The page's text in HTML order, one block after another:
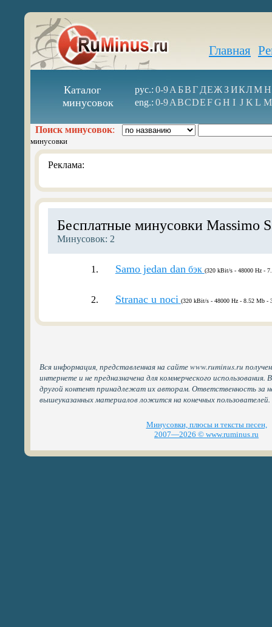
Главная
Каталог
минусовок
рус.: 0-9А БВГ ДЕЖ З ИКЛМН
eng.: 0-9ABCDEFGH I J K L M
Поиск минусовок:
минусовки
Реклама:
Бесплатные минусовки Massimo
Минусовок: 2
1. Samo jedan dan бэк (320 kBit/s - 48000 Hz -
2. Stranac u noci (320 kBit/s - 48000 Hz - 8.52 Mb -
Вся информация, представленная на сайте www.ruminus.ru
интернете и не предназначена для коммерческого
другой контент принадлежат их авторам. Ответственность за
вышеуказанных материалов ложится на конечных пользователей.
Минусовки, плюсы и тексты песен,
2007—2026 © www.ruminus.ru